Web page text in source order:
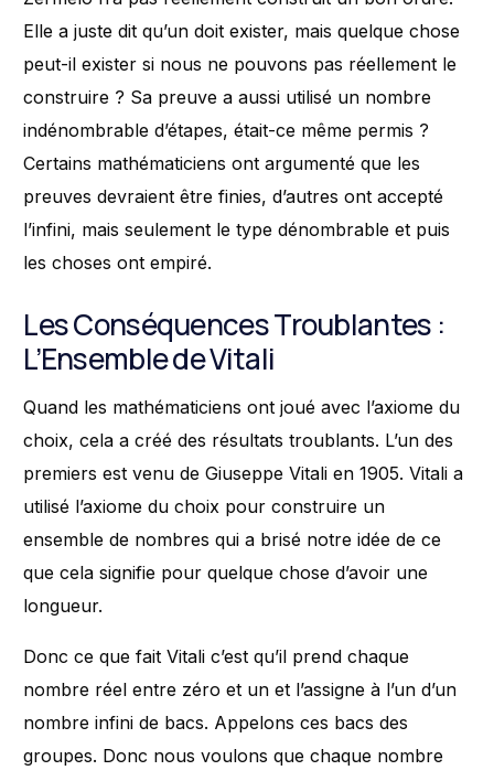
Elle a juste dit qu’un doit exister, mais quelque chose
peut-il exister si nous ne pouvons pas réellement le
construire ? Sa preuve a aussi utilisé un nombre
indénombrable d’étapes, était-ce même permis ?
Certains mathématiciens ont argumenté que les
preuves devraient être finies, d’autres ont accepté
l’infini, mais seulement le type dénombrable et puis
les choses ont empiré.
Les Conséquences Troublantes :
L’Ensemble de Vitali
Quand les mathématiciens ont joué avec l’axiome du
choix, cela a créé des résultats troublants. L’un des
premiers est venu de Giuseppe Vitali en 1905. Vitali a
utilisé l’axiome du choix pour construire un
ensemble de nombres qui a brisé notre idée de ce
que cela signifie pour quelque chose d’avoir une
longueur.
Donc ce que fait Vitali c’est qu’il prend chaque
nombre réel entre zéro et un et l’assigne à l’un d’un
nombre infini de bacs. Appelons ces bacs des
groupes. Donc nous voulons que chaque nombre
Contact